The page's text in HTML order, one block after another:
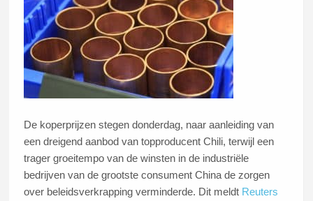
De koperprijzen stegen donderdag, naar aanleiding van
een dreigend aanbod van topproducent Chili, terwijl een
trager groeitempo van de winsten in de industriële
bedrijven van de grootste consument China de zorgen
over beleidsverkrapping verminderde. Dit meldt Reuters